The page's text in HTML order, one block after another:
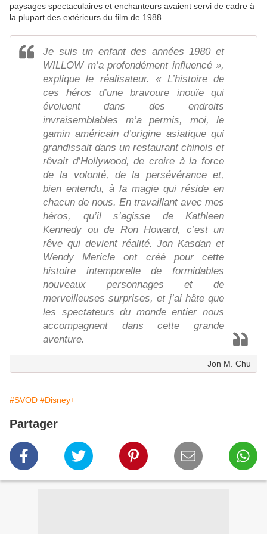
paysages spectaculaires et enchanteurs avaient servi de cadre à
la plupart des extérieurs du film de 1988.
Je suis un enfant des années 1980 et
WILLOW m’a profondément influencé »,
explique le réalisateur. « L’histoire de
ces héros d’une bravoure inouïe qui
évoluent dans des endroits
invraisemblables m’a permis, moi, le
gamin américain d’origine asiatique qui
grandissait dans un restaurant chinois et
rêvait d’Hollywood, de croire à la force
de la volonté, de la persévérance et,
bien entendu, à la magie qui réside en
chacun de nous. En travaillant avec mes
héros, qu’il s’agisse de Kathleen
Kennedy ou de Ron Howard, c’est un
rêve qui devient réalité. Jon Kasdan et
Wendy Mericle ont créé pour cette
histoire intemporelle de formidables
nouveaux personnages et de
merveilleuses surprises, et j’ai hâte que
les spectateurs du monde entier nous
accompagnent dans cette grande
aventure.
Jon M. Chu
#SVOD #Disney+
Partager